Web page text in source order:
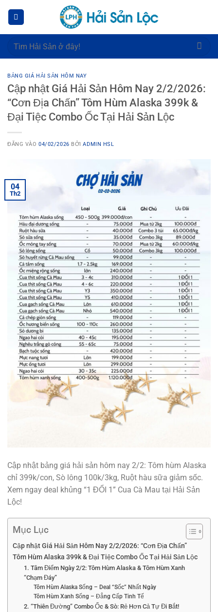
dung
Tìm
BẢNG GIÁ HẢI SẢN HÔM NAY
Cập nhật Giá Hải Sản Hôm Nay 2/2/2026:
“Cơn Địa Chấn” Tôm Hùm Alaska 399k &
Đại Tiệc Combo Ốc Tại Hải Sản Lộc
ĐĂNG VÀO04/02/2026 BỞIADMIN HSL
04
Th2
Cập nhật bảng giá hải sản hôm nay 2/2: Tôm hùm Alaska
chỉ 399k/con, Sò lông 100k/3kg, Ruột hàu sữa giảm sốc.
Xem ngay deal khủng “1 ĐỔI 1” Cua Cà Mau tại Hải Sản
Lộc!
Mục Lục
Cập nhật Giá Hải Sản Hôm Nay 2/2/2026: “Cơn Địa Chấn”
Tôm Hùm Alaska 399k & Đại Tiệc Combo Ốc Tại Hải Sản Lộc
1. Tâm Điểm Ngày 2/2: Tôm Hùm Alaska & Tôm Hùm Xanh
“Chạm Đáy”
Tôm Hùm Alaska Sống – Deal “Sốc” Nhất Ngày
Tôm Hùm Xanh Sống – Đẳng Cấp Tinh Tế
2. “Thiên Đường” Combo Ốc & Sò: Rẻ Hơn Cả Tự Đi Bắt!